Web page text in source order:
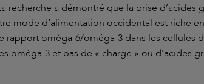
recherche a démontré que la prise d’acides
mode d’alimentation occidental est riche
rapport oméga-6/oméga-3 dans les cellules
oméga-3 et pas de « charge » ou d’acides